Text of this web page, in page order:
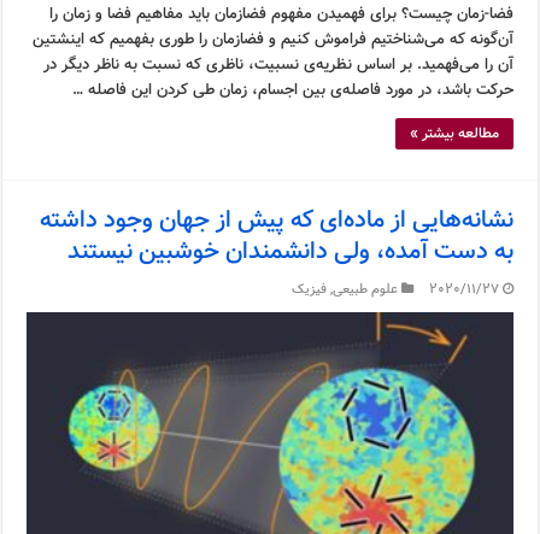
فضا-زمان چیست؟ برای فهمیدن مفهوم فضازمان باید مفاهیم فضا و زمان را
آن‌گونه که می‌شناختیم فراموش کنیم و فضازمان را طوری بفهمیم که اینشتین
آن را می‌فهمید. بر اساس نظریه‌ی نسبیت، ناظری که نسبت به ناظر دیگر در
حرکت باشد، در مورد فاصله‌ی بین اجسام، زمان طی کردن این فاصله …
مطالعه بیشتر »
نشانه‌هایی از ماده‌ای که پیش از جهان وجود داشته
به دست آمده، ولی دانشمندان خوشبین نیستند
2020/11/27 علوم طبیعی,فیزیک